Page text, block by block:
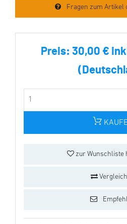
Fragen zum Artikel
Preis: 30,00 €
zur Wunschliste